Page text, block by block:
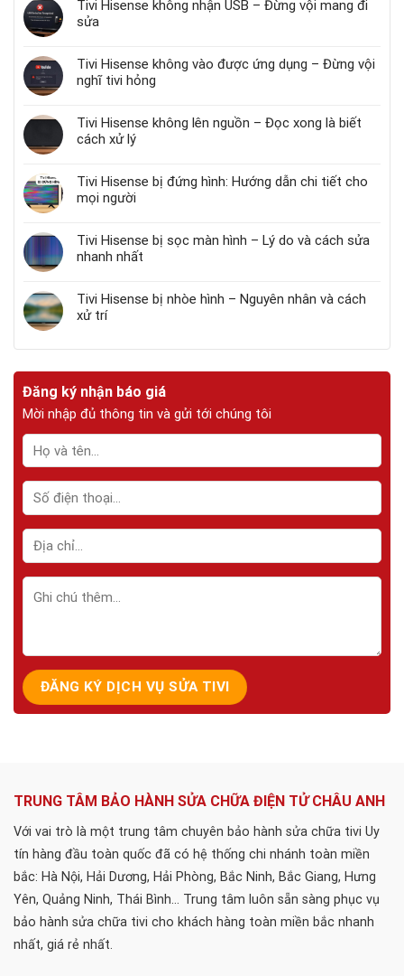
Tivi Hisense không nhận USB – Đừng vội mang đi
sửa
Tivi Hisense không vào được ứng dụng – Đừng vội
nghĩ tivi hỏng
Tivi Hisense không lên nguồn – Đọc xong là biết
cách xử lý
Tivi Hisense bị đứng hình: Hướng dẫn chi tiết cho
mọi người
Tivi Hisense bị sọc màn hình – Lý do và cách sửa
nhanh nhất
Tivi Hisense bị nhòe hình – Nguyên nhân và cách
xử trí
Đăng ký nhận báo giá
Mời nhập đủ thông tin và gửi tới chúng tôi
TRUNG TÂM BẢO HÀNH SỬA CHỮA ĐIỆN TỬ CHÂU ANH
Với vai trò là một trung tâm chuyên bảo hành sửa chữa tivi Uy
tín hàng đầu toàn quốc đã có hệ thống chi nhánh toàn miền
bắc: Hà Nội, Hải Dương, Hải Phòng, Bắc Ninh, Bắc Giang, Hưng
Yên, Quảng Ninh, Thái Bình... Trung tâm luôn sẵn sàng phục vụ
bảo hành sửa chữa tivi cho khách hàng toàn miền bắc nhanh
nhất, giá rẻ nhất.